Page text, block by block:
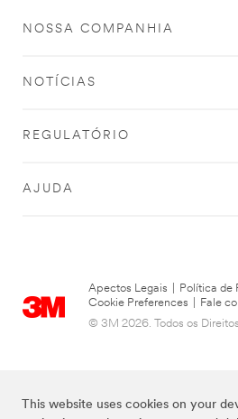
This website uses cookies on your
NOSSA COMPANHIA
NOTÍCIAS
REGULATÓRIO
AJUDA
Apectos Legais Política de
Cookie Preferences
Fale
© 3M 2026. Todos os